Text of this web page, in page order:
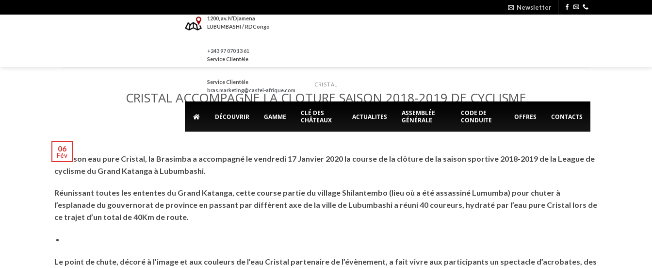
to
Newsletter
1200, av. N’Djamena
LUBUMBASHI / RDCongo
+243 97 070 13 61
Service Clientèle
Service Clientèle
bras.marketing@castel-afrique.com
DÉCOUVRIR GAMME
CLÉ DES
CHÂTEAUX
ACTUALITES
ASSEMBLÉE
GÉNÉRALE
CODE DE
CONDUITE
OFFRES CONTACTS
CRISTAL
CRISTAL ACCOMPAGNE LA CLOTURE SAISON 2018-2019 DE CYCLISME
06
Fév
Avec son eau pure Cristal, la Brasimba a accompagné le vendredi 17 Janvier 2020 la course de la clôture de la saison sportive 2018-2019 de la League de
cyclisme du Grand Katanga à Lubumbashi.
Réunissant toutes les ententes du Grand Katanga, cette course partie du village Shilantembo (lieu où a été assassiné Lumumba) pour chuter à
l’esplanade du gouvernorat de province en passant par diffèrent axe de la ville de Lubumbashi a réuni 40 coureurs, hydraté par l’eau pure Cristal lors de
ce trajet d’un total de 40Km de route.
Le point de chute, décoré à l’image et aux couleurs de l’eau Cristal partenaire de l’évènement, a fait vivre aux participants un spectacle d’acrobates, des